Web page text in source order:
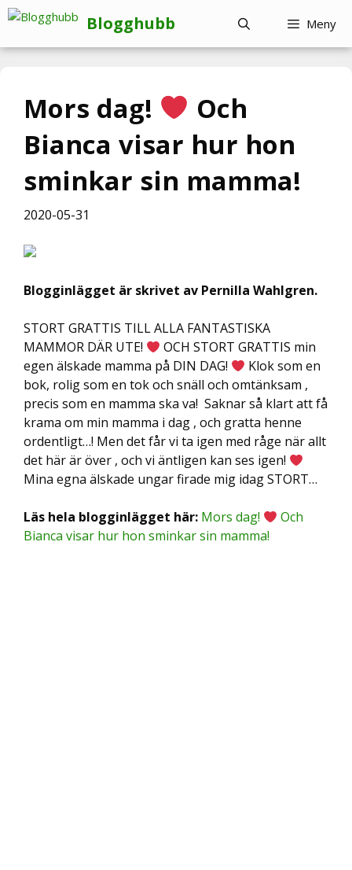
Hoppa
innehåll
Blogghubb Meny
Mors dag!
Och
Bianca visar hur hon
sminkar sin mamma!
2020-05-31
Blogginlägget är skrivet av Pernilla Wahlgren.
STORT GRATTIS TILL ALLA FANTASTISKA
MAMMOR DÄR UTE!
OCH STORT GRATTIS min
egen älskade mamma på DIN DAG!
Klok som en
bok, rolig som en tok och snäll och omtänksam ,
precis som en mamma ska va! Saknar så klart att få
krama om min mamma i dag , och gratta henne
ordentligt…! Men det får vi ta igen med råge när allt
det här är över , och vi äntligen kan ses igen!
Mina egna älskade ungar firade mig idag STORT…
Läs hela blogginlägget här: Mors dag!
Och
Bianca visar hur hon sminkar sin mamma!